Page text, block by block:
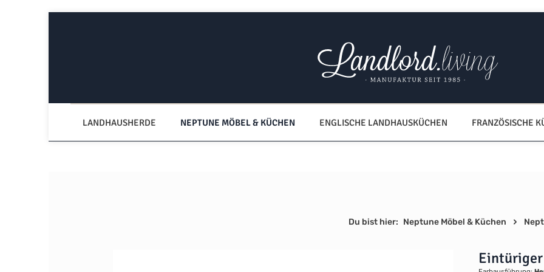
LANDHAUSHERDE NEPTUNE MÖBEL & KÜCHEN ENGLISCHE LANDHAUSKÜCHEN FRANZÖSISCHE
Du bist hier: Neptune Möbel & Küchen
Eintüriger